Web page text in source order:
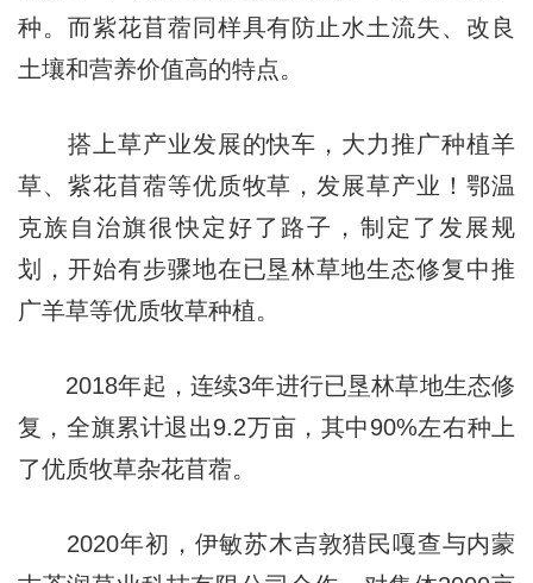
种。而紫花苜蓿同样具有防止水土流失、改良
土壤和营养价值高的特点。
搭上草产业发展的快车，大力推广种植羊
草、紫花苜蓿等优质牧草，发展草产业！鄂温
克族自治旗很快定好了路子，制定了发展规
划，开始有步骤地在已垦林草地生态修复中推
广羊草等优质牧草种植。
2018年起，连续3年进行已垦林草地生态修
复，全旗累计退出9.2万亩，其中90%左右种上
了优质牧草杂花苜蓿。
2020年初，伊敏苏木吉敦猎民嘎查与内蒙